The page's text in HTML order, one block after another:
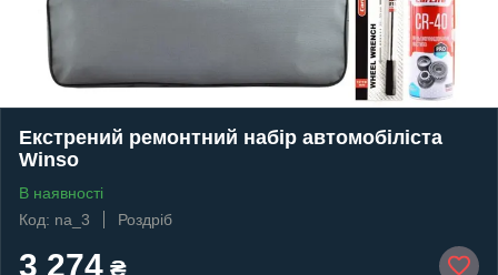
Екстрений ремонтний набір автомобіліста
Winso
В наявності
Код: na_3
Роздріб
3 274 ₴